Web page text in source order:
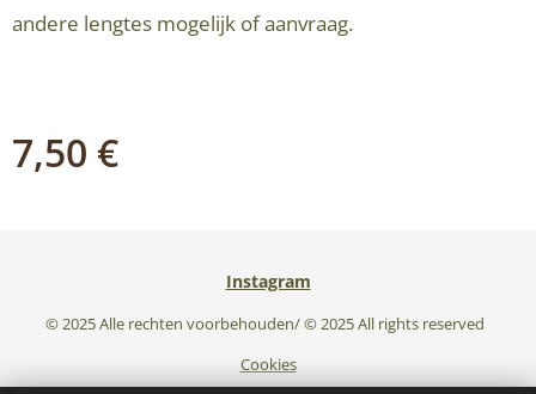
andere lengtes mogelijk of aanvraag.
7,50 €
Instagram
© 2025 Alle rechten voorbehouden/ © 2025 All rights reserved
Cookies